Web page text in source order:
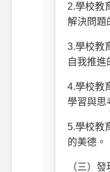
2.學校教
解決問題
3.學校教
自我推進
4.學校教
學習與思
5.學校教
的美德。
（三）